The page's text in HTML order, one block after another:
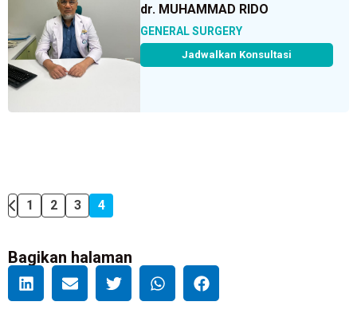
dr. MUHAMMAD RIDO
GENERAL SURGERY
Jadwalkan Konsultasi
1 2 3 4
Bagikan halaman